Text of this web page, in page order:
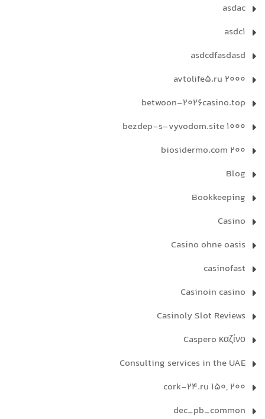
asdac
asdc1
asdcdfasdasd
avtolife5.ru 2000
betwoon-2026casino.top
bezdep-s-vyvodom.site 1000
biosidermo.com 200
Blog
Bookkeeping
Casino
Casino ohne oasis
casinofast
Casinoin casino
Casinoly Slot Reviews
Caspero καζίνο
Consulting services in the UAE
cork-24.ru 150, 200
dec_pb_common